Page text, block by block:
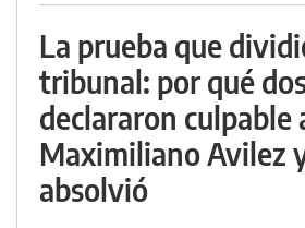
La prueba que
tribunal: por qué
declararon culpable
Maximiliano Avilez
absolvió